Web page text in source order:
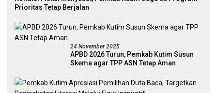
Prioritas Tetap Berjalan
24 November 2025
APBD 2026 Turun, Pemkab Kutim Susun
Skema agar TPP ASN Tetap Aman